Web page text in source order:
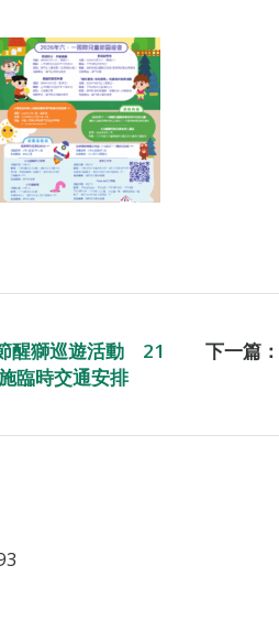
醒獅巡遊活動 21
臨時交通安排
下一篇：